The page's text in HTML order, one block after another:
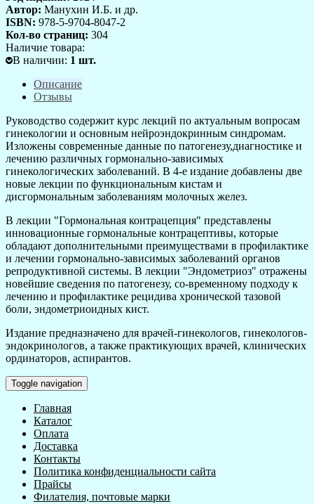
Автор: Манухин И.Б. и др.
ISBN: 978-5-9704-8047-2
Кол-во страниц: 304
Наличие товара:
В наличии: 1 шт.
Описание
Отзывы
Руководство содержит курс лекций по актуальным вопросам
гинекологии и основным нейроэндокринным синдромам.
Изложены современные данные по патогенезу,диагностике и
лечению различных гормонально-зависимых
гинекологических заболеваний. В 4-е издание добавлены две
новые лекции по функциональным кистам и
дисгормональным заболеваниям молочных желез.
В лекции "Гормональная контрацепция" представлены
инновационные гормональные контрацептивы, которые
обладают дополнительными преимуществами в профилактике
и лечении гормонально-зависимых заболеваний органов
репродуктивной системы. В лекции "Эндометриоз" отражены
новейшие сведения по патогенезу, со-временному подходу к
лечению и профилактике рецидива хронической тазовой
боли, эндометриоидных кист.
Издание предназначено для врачей-гинекологов, гинекологов-
эндокринологов, а также практикующих врачей, клинических
ординаторов, аспирантов.
Toggle navigation
Главная
Каталог
Оплата
Доставка
Контакты
Политика конфиденциальности сайта
Прайсы
Филателия, почтовые марки